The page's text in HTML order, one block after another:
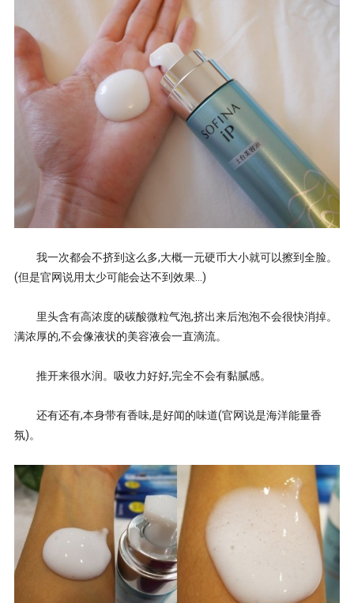
我一次都会不挤到这么多,大概一元硬币大小就可以擦到全脸。
(但是官网说用太少可能会达不到效果...)
里头含有高浓度的碳酸微粒气泡,挤出来后泡泡不会很快消掉。
满浓厚的,不会像液状的美容液会一直滴流。
推开来很水润。吸收力好好,完全不会有黏腻感。
还有还有,本身带有香味,是好闻的味道(官网说是海洋能量香
氛)。